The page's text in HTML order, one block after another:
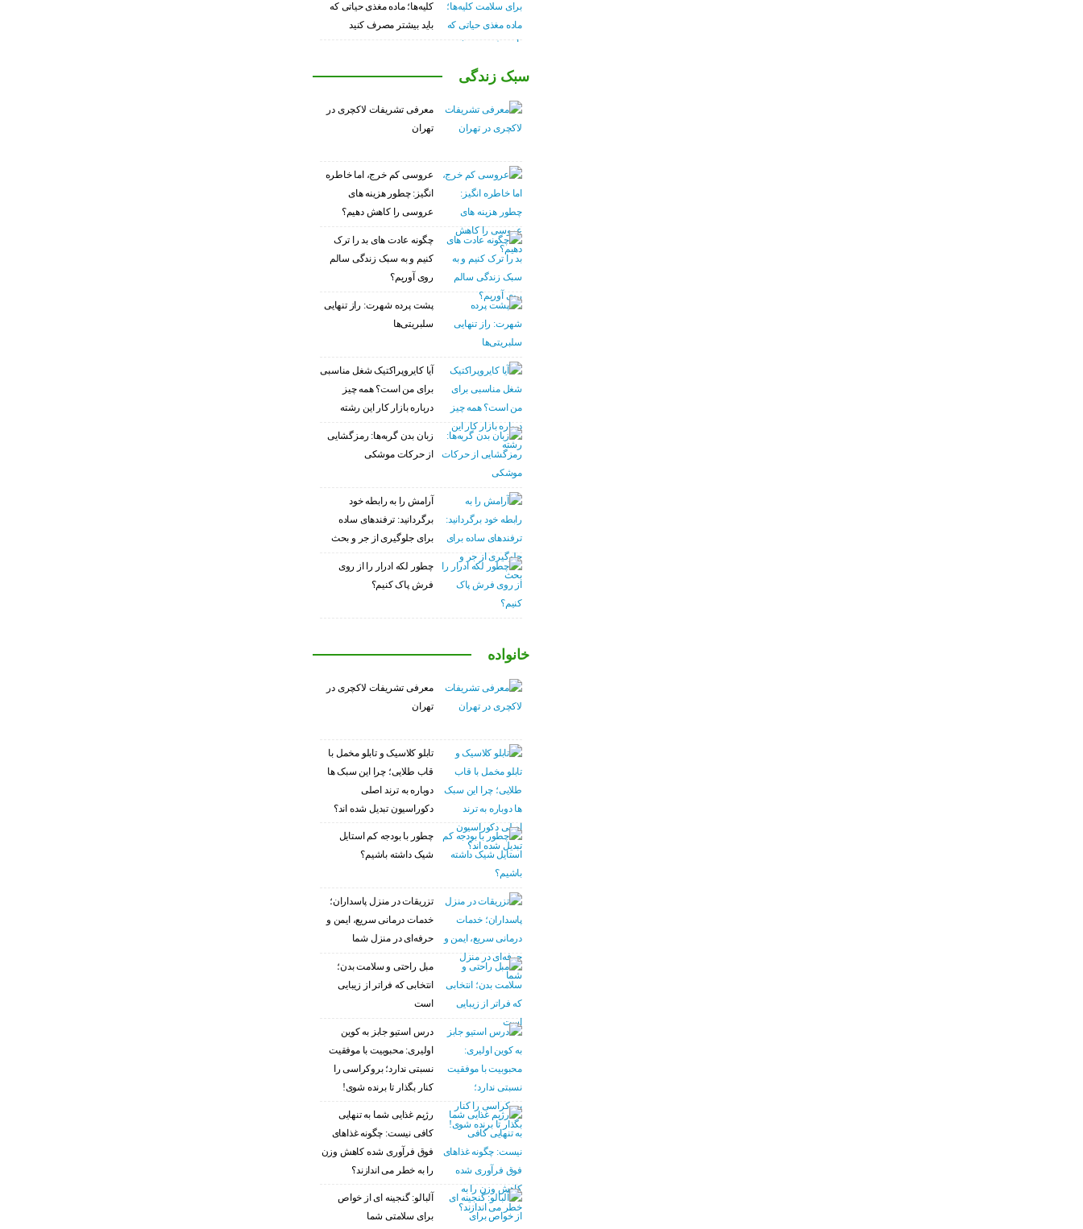
کلیه‌ها؛ ماده مغذی حیاتی که
باید بیشتر مصرف کنید
سبک زندگی
معرفی تشریفات لاکچری در
تهران
عروسی کم خرج، اما خاطره
انگیز: چطور هزینه های
عروسی را کاهش دهیم؟
چگونه عادت‌ های بد را ترک
کنیم و به سبک زندگی سالم
روی آوریم؟
پشت پرده شهرت: راز تنهایی
سلبریتی‌ها
آیا کایروپراکتیک شغل مناسبی
برای من است؟ همه چیز
درباره بازار کار این رشته
زبان بدن گربه‌ها: رمزگشایی
از حرکات موشکی
آرامش را به رابطه خود
برگردانید: ترفندهای ساده
برای جلوگیری از جر و بحث
چطور لکه ادرار را از روی
فرش پاک کنیم؟
خانواده
معرفی تشریفات لاکچری در
تهران
تابلو کلاسیک و تابلو مخمل با
قاب طلایی؛ چرا این سبک ها
دوباره به ترند اصلی
دکوراسیون تبدیل شده اند؟
چطور با بودجه کم استایل
شیک داشته باشیم؟
تزریقات در منزل پاسداران؛
خدمات درمانی سریع، ایمن و
حرفه‌ای در منزل شما
مبل راحتی و سلامت بدن؛
انتخابی که فراتر از زیبایی
است
درس استیو جابز به کوین
اولیری: محبوبیت با موفقیت
نسبتی ندارد؛ بروکراسی را
کنار بگذار تا برنده شوی!
رژیم غذایی شما به تنهایی
کافی نیست: چگونه غذاهای
فوق فرآوری شده کاهش وزن
را به خطر می اندازند؟
آلبالو: گنجینه ای از خواص
برای سلامتی شما